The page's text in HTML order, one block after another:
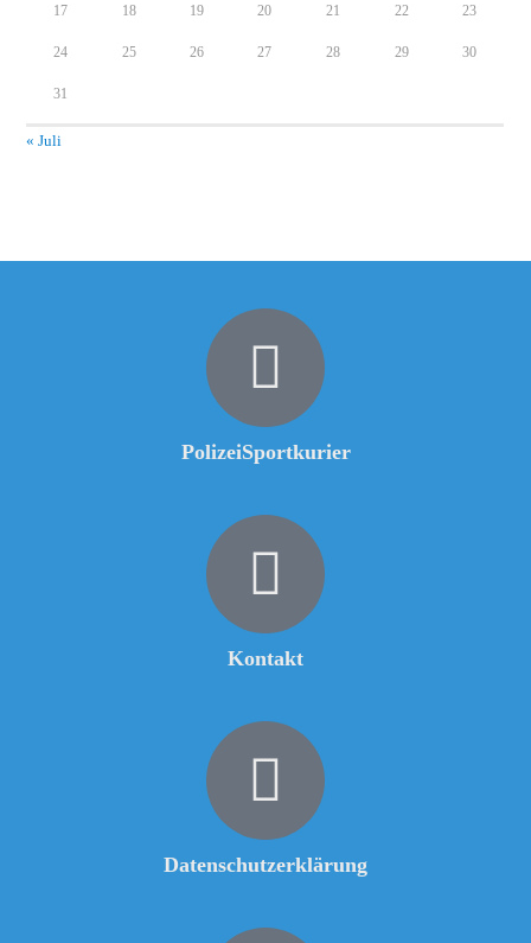
17 18 19 20 21 22 23
24 25 26 27 28 29 30
31
« Juli
PolizeiSportkurier
Kontakt
Datenschutzerklärung